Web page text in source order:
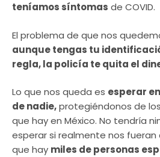
teníamos síntomas de COVID.
El problema de que nos
aunque tengas tu
regla, la policía te quita el
Lo que nos queda es esperar
de nadie,protegiéndonos de los
que hay en México. No tendría
esperar si realmente nos fueran
que hay miles de personas